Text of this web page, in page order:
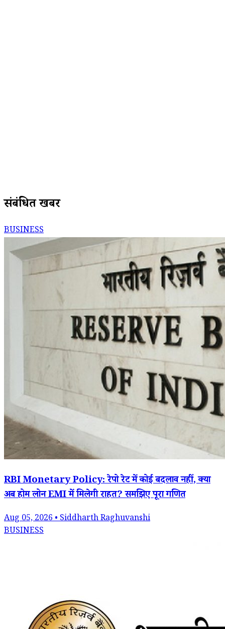
संबंधित खबरें
BUSINESS
RBI Monetary Policy: रेपो रेट में कोई बदलाव नहीं, क्या
अब होम लोन EMI में मिलेगी राहत? समझिए पूरा गणित
Aug 05, 2026 • Siddharth Raghuvanshi
BUSINESS